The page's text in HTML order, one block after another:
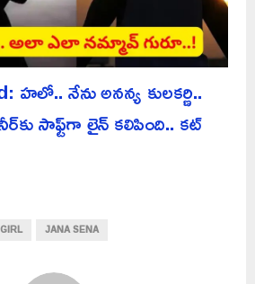
హలో.. నేను అనన్య కులకర్ణి..
సాఫ్ట్‌గా లైన్ కలిపింది.. కట్
GIRL JANA SENA